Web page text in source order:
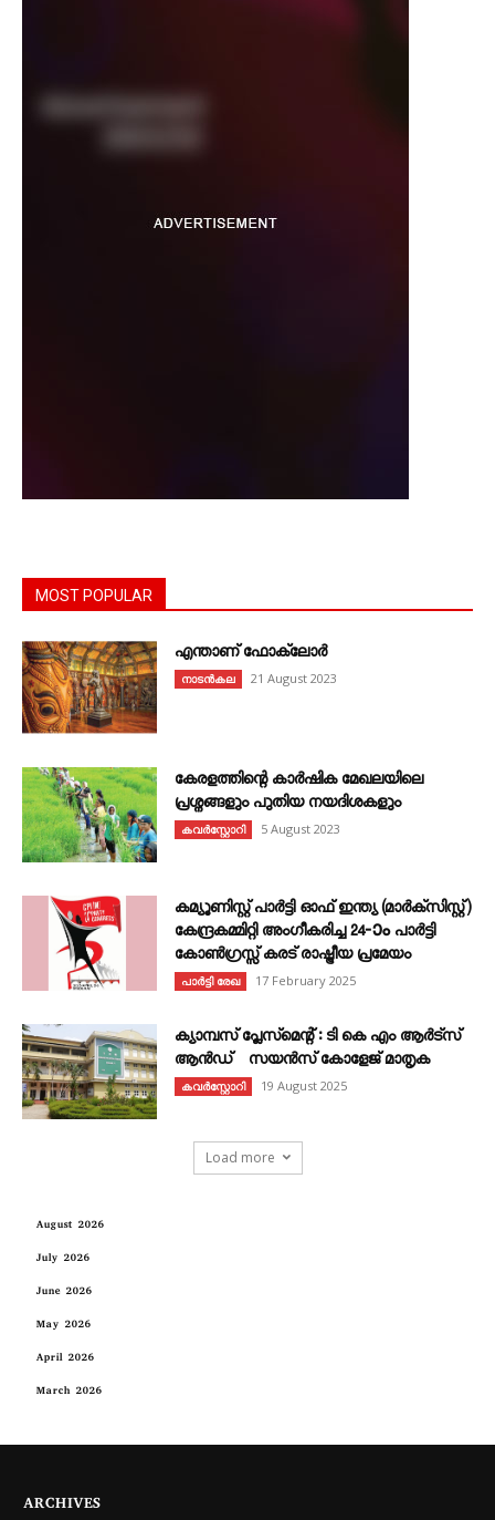
MOST POPULAR
എന്താണ്‌ ഫോക്‌ലോർ
നാടൻകല 21 August 2023
കേരളത്തിന്റെ കാർഷിക മേഖലയിലെ
പ്രശ്നങ്ങളും പുതിയ നയദിശകളും
കവര്‍സ്റ്റോറി 5 August 2023
കമ്യൂണിസ്റ്റ് പാർട്ടി ഓഫ് ഇന്ത്യ (മാർക്സിസ്റ്റ്)
കേന്ദ്രകമ്മിറ്റി അംഗീകരിച്ച 24‐ാം പാർട്ടി
കോൺഗ്രസ്സ് കരട് രാഷ്ട്രീയ പ്രമേയം
പാർട്ടി രേഖ 17 February 2025
ക്യാമ്പസ് പ്ലേസ്മെന്റ് : ടി കെ എം ആർട്സ്
ആൻഡ് സയൻസ് കോളേജ് മാതൃക
കവര്‍സ്റ്റോറി 19 August 2025
Load more
August 2026
July 2026
June 2026
May 2026
April 2026
March 2026
ARCHIVES